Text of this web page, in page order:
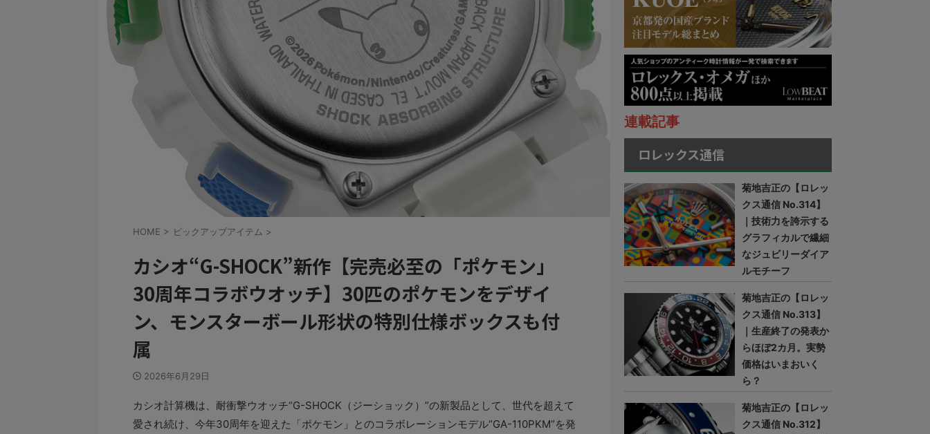
HOME > ピックアップアイテム >
カシオ“G-SHOCK”新作【完売必至の「ポケモン」
30周年コラボウオッチ】30匹のポケモンをデザイ
ン、モンスターボール形状の特別仕様ボックスも付
属
2026年6月29日
カシオ計算機は、耐衝撃ウオッチ“G-SHOCK（ジーショック）”の新製品として、世代を超えて
愛され続け、今年30周年を迎えた「ポケモン」とのコラボレーションモデル“GA-110PKM”を発
連載記事
ロレックス通信
菊地吉正の【ロレッ
クス通信 No.314】
｜技術力を誇示する
グラフィカルで繊細
なジュビリーダイア
ルモチーフ
菊地吉正の【ロレッ
クス通信 No.313】
｜生産終了の発表か
らほぼ2カ月。実勢
価格はいまおいく
ら？
菊地吉正の【ロレッ
クス通信 No.312】